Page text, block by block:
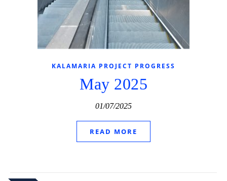
KALAMARIA PROJECT PROGRESS
May 2025
01/07/2025
READ MORE